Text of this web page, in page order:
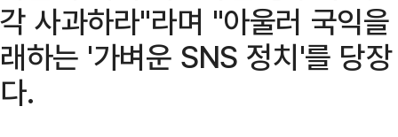
각 사과하라"라며 "아울러 국익
래하는 '가벼운 SNS 정치'를 당
다.